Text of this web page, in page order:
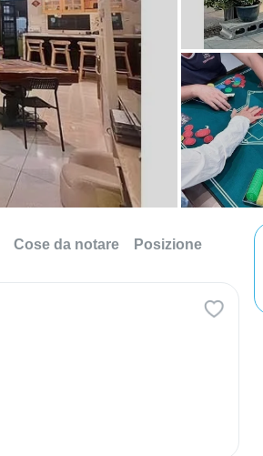
Cose da notare Posizione